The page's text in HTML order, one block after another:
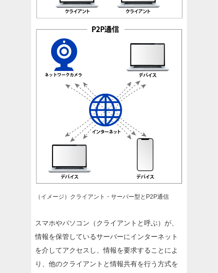
（イメージ）クライアント・サーバー型とP2P通信
スマホやパソコン（クライアントと呼ぶ）が、
情報を保管しているサーバーにインターネット
を介してアクセスし、情報を要求することによ
り、他のクライアントと情報共有を行う方式を